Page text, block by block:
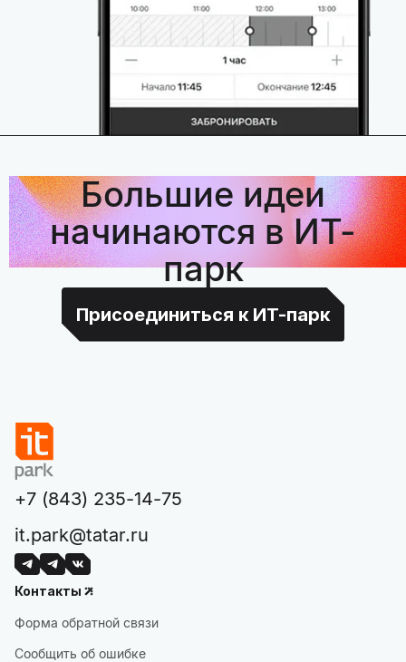
Большие идеи
начинаются в ИТ-
парк
Присоединиться к ИТ-парк
+7 (843) 235-14-75
it.park@tatar.ru
Контакты
Форма обратной связи
Сообщить об ошибке